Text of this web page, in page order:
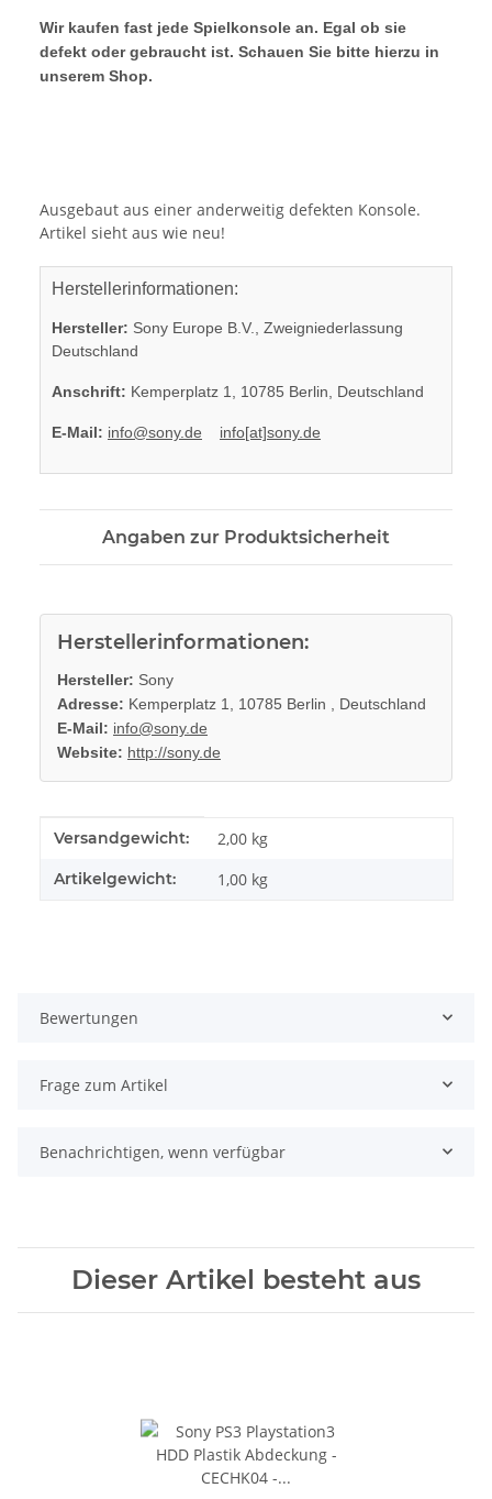
Wir kaufen fast jede Spielkonsole an. Egal ob sie
defekt oder gebraucht ist. Schauen Sie bitte hierzu in
unserem Shop.
Ausgebaut aus einer anderweitig defekten Konsole.
Artikel sieht aus wie neu!
Herstellerinformationen:
Hersteller: Sony Europe B.V., Zweigniederlassung
Deutschland
Anschrift: Kemperplatz 1, 10785 Berlin, Deutschland
E-Mail: info@sony.de info[at]sony.de
Angaben zur Produktsicherheit
Herstellerinformationen:
Hersteller: Sony
Adresse: Kemperplatz 1, 10785 Berlin , Deutschland
E-Mail: info@sony.de
Website: http://sony.de
Produkteigenschaft
Wert
Versandgewicht: 2,00 kg
Artikelgewicht: 1,00 kg
Bewertungen
Frage zum Artikel
Benachrichtigen, wenn verfügbar
Dieser Artikel besteht aus